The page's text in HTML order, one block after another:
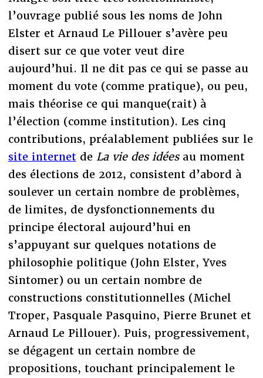
l’ouvrage publié sous les noms de John
Elster et Arnaud Le Pillouer s’avère peu
disert sur ce que voter veut dire
aujourd’hui. Il ne dit pas ce qui se passe au
moment du vote (comme pratique), ou peu,
mais théorise ce qui manque(rait) à
l’élection (comme institution). Les cinq
contributions, préalablement publiées sur le
site internetde La vie des idéesau moment
des élections de 2012, consistent d’abord à
soulever un certain nombre de problèmes,
de limites, de dysfonctionnements du
principe électoral aujourd’hui en
s’appuyant sur quelques notations de
philosophie politique (John Elster, Yves
Sintomer) ou un certain nombre de
constructions constitutionnelles (Michel
Troper, Pasquale Pasquino, Pierre Brunet et
Arnaud Le Pillouer). Puis, progressivement,
se dégagent un certain nombre de
propositions, touchant principalement le